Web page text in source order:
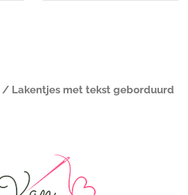
/ Lakentjes met tekst geborduurd